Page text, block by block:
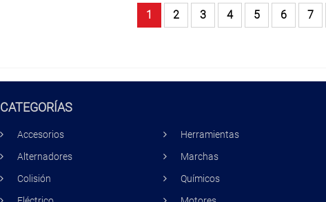
1 2 3 4 5 6 7
CATEGORÍAS
Accesorios
Alternadores
Colisión
Herramientas
Marchas
Químicos